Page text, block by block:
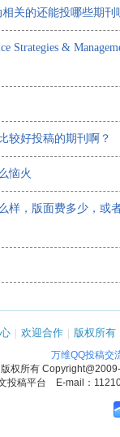
关的还能投哪些期刊
Strategies &
较好投稿的期刊啊？
恼火
样，版面费多少，或
| 欢迎合作 | 版权所有
万维QQ投稿交
版权所有
投稿平台 E-mail：